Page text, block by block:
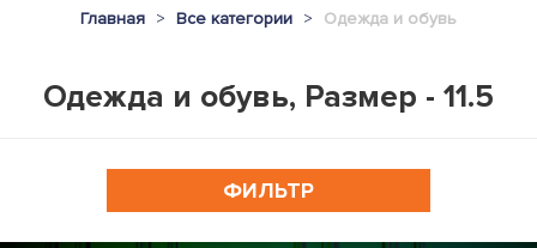
Главная Все категории Одежда и обувь
Одежда и обувь, Размер - 11.5
ФИЛЬТР